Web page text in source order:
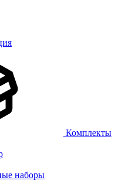
Комплекты
наборы